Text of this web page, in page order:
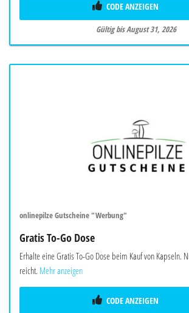
CODE ANZEIGEN
Gültig bis August 31, 2026
onlinepilze Gutscheine "Werbung"
Gratis To-Go Dose
Erhalte eine Gratis To-Go Dose beim Kauf von Kapseln.
reicht. Mehr anzeigen
CODE ANZEIGEN